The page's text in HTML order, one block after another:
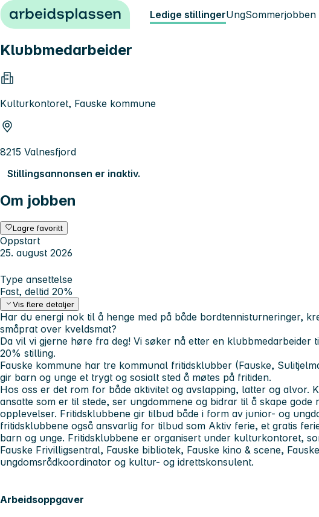
Hopp til innhold Ledige stillingerUngSommerjobben
Klubbmedarbeider
Kulturkontoret, Fauske kommune
8215 Valnesfjord
Stillingsannonsen er inaktiv.
Om jobben
Lagre favoritt
Oppstart
25. august 2026
Type ansettelse
Fast, deltid 20%
Vis flere detaljer
Har du energi nok til å henge med på både bordtennisturneringer,
småprat over kveldsmat?
Da vil vi gjerne høre fra deg! Vi søker nå etter en klubbmedarbeider
20% stilling.
Fauske kommune har tre kommunal fritidsklubber (Fauske,
gir barn og unge et trygt og sosialt sted å møtes på fritiden.
Hos oss er det rom for både aktivitet og avslapping, latter og alvor.
ansatte som er til stede, ser ungdommene og bidrar til å skape gode
opplevelser. Fritidsklubbene gir tilbud både i form av junior- og
fritidsklubbene også ansvarlig for tilbud som Aktiv ferie, et gratis
barn og unge. Fritidsklubbene er organisert under kulturkontoret,
Fauske Frivilligsentral, Fauske bibliotek, Fauske kino & scene,
ungdomsrådkoordinator og kultur- og idrettskonsulent.
Arbeidsoppgaver